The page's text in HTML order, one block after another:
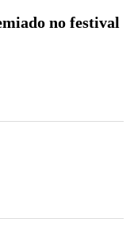
no festival